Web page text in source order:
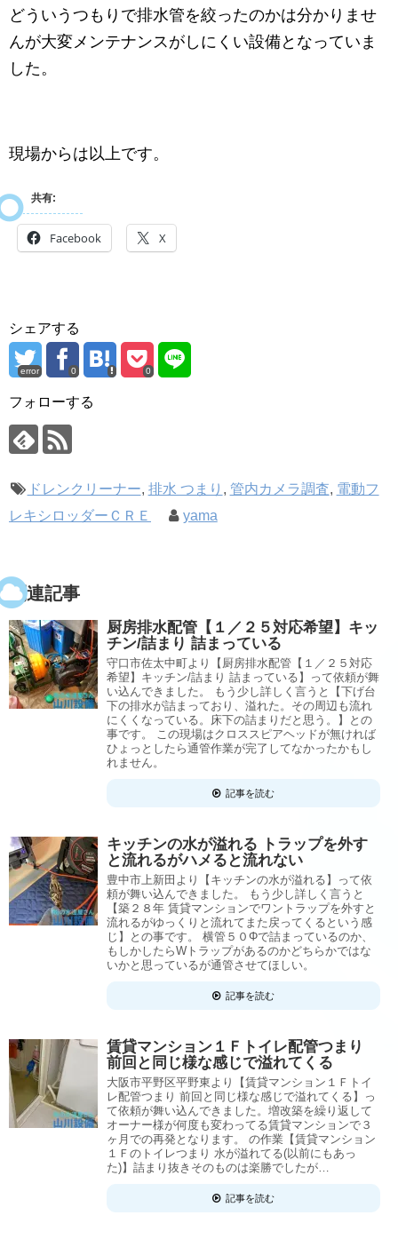
どういうつもりで排水管を絞ったのかは分かりませ
んが大変メンテナンスがしにくい設備となっていま
した。
現場からは以上です。
共有:
Facebook X
シェアする
error 0 0
フォローする
ドレンクリーナー, 排水 つまり , 管内カメラ調査, 電動フ
レキシロッダーＣＲＥ
yama
関連記事
厨房排水配管【１／２５対応希望】キッ
チン/詰まり 詰まっている
守口市佐太中町より【厨房排水配管【１／２５対応
希望】キッチン/詰まり 詰まっている】って依頼が舞
い込んできました。 もう少し詳しく言うと【下げ台
下の排水が詰まっており、溢れた。その周辺も流れ
にくくなっている。床下の詰まりだと思う。】との
事です。 この現場はクロススピアヘッドが無ければ
ひょっとしたら通管作業が完了してなかったかもし
れません。
記事を読む
キッチンの水が溢れる トラップを外す
と流れるがハメると流れない
豊中市上新田より【キッチンの水が溢れる】って依
頼が舞い込んできました。 もう少し詳しく言うと
【築２８年 賃貸マンションでワントラップを外すと
流れるがゆっくりと流れてまた戻ってくるという感
じ】との事です。 横管５０Φで詰まっているのか、
もしかしたらWトラップがあるのかどちらかではな
いかと思っているが通管させてほしい。
記事を読む
賃貸マンション１Ｆトイレ配管つまり
前回と同じ様な感じで溢れてくる
大阪市平野区平野東より【賃貸マンション１Ｆトイ
レ配管つまり 前回と同じ様な感じで溢れてくる】っ
て依頼が舞い込んできました。増改築を繰り返して
オーナー様が何度も変わってる賃貸マンションで３
ヶ月での再発となります。 の作業【賃貸マンション
１Ｆのトイレつまり 水が溢れてる(以前にもあっ
た)】詰まり抜きそのものは楽勝でしたが…
記事を読む